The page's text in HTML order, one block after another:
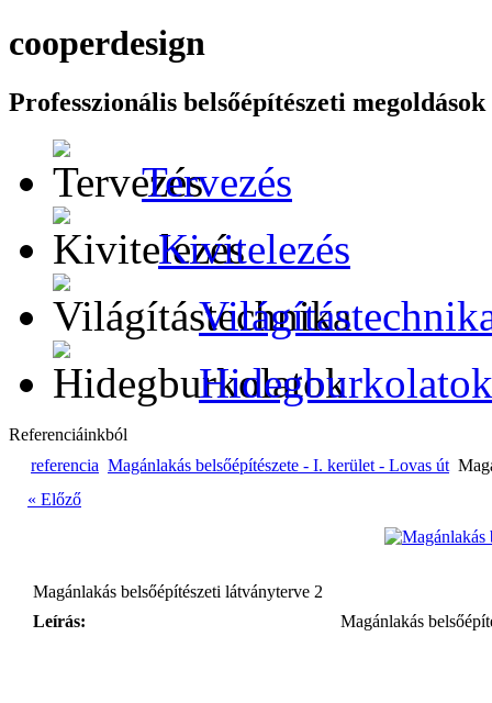
cooperdesign
Professzionális belsőépítészeti megoldások
Tervezés
Kivitelezés
Hidegburkolatok
Referenciáinkból
referencia Magánlakás belsőépítészete - I. kerület - Lovas út
« Előző
Magánlakás belsőépítészeti látványterve 2
Leírás:
Magánlakás